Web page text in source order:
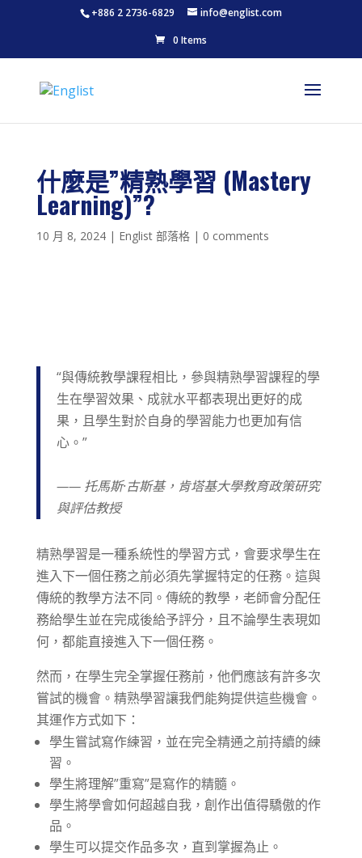
+886 2 2736-6829
info@englist.com
0 Items
什麼是”精熟學習 (Mastery
Learning)”?
10 月 8, 2024| Englist 部落格| 0 comments
“與傳統教學課程相比，參與精熟學習課程的學
生在學習效果、成就水平都表現出更好的成
果，且學生對於自身的學習能力也更加有信
心。”
—— 托馬斯·古斯基，肯塔基大學教育政策研究
與評估教授
精熟學習是一種系統性的學習方式，會要求學生在
進入下一個任務之前必須先掌握特定的任務。這與
傳統的教學方法不同。傳統的教學，老師會分配任
務給學生並在完成後給予評分，且不論學生表現如
何，都能直接進入下一個任務。
然而，在學生完全掌握任務前，他們應該有許多次
嘗試的機會。精熟學習讓我們能夠提供這些機會。
其運作方式如下：
學生嘗試寫作練習，並在完全精通之前持續的練
習。
學生將理解”重寫”是寫作的精髓。
學生將學會如何超越自我，創作出值得驕傲的作
品。
學生可以提交作品多次，直到掌握為止。